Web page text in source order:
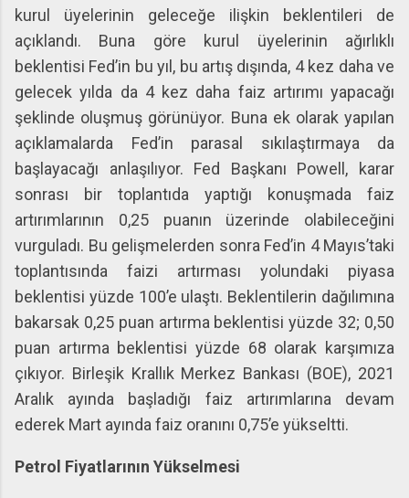
kurul üyelerinin geleceğe ilişkin beklentileri de
açıklandı. Buna göre kurul üyelerinin ağırlıklı
beklentisi Fed’in bu yıl, bu artış dışında, 4 kez daha ve
gelecek yılda da 4 kez daha faiz artırımı yapacağı
şeklinde oluşmuş görünüyor. Buna ek olarak yapılan
açıklamalarda Fed’in parasal sıkılaştırmaya da
başlayacağı anlaşılıyor. Fed Başkanı Powell, karar
sonrası bir toplantıda yaptığı konuşmada faiz
artırımlarının 0,25 puanın üzerinde olabileceğini
vurguladı. Bu gelişmelerden sonra Fed’in 4 Mayıs’taki
toplantısında faizi artırması yolundaki piyasa
beklentisi yüzde 100’e ulaştı. Beklentilerin dağılımına
bakarsak 0,25 puan artırma beklentisi yüzde 32; 0,50
puan artırma beklentisi yüzde 68 olarak karşımıza
çıkıyor. Birleşik Krallık Merkez Bankası (BOE), 2021
Aralık ayında başladığı faiz artırımlarına devam
ederek Mart ayında faiz oranını 0,75’e yükseltti.
Petrol Fiyatlarının Yükselmesi